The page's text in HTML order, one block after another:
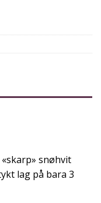
snøhvit
lag på bara 3